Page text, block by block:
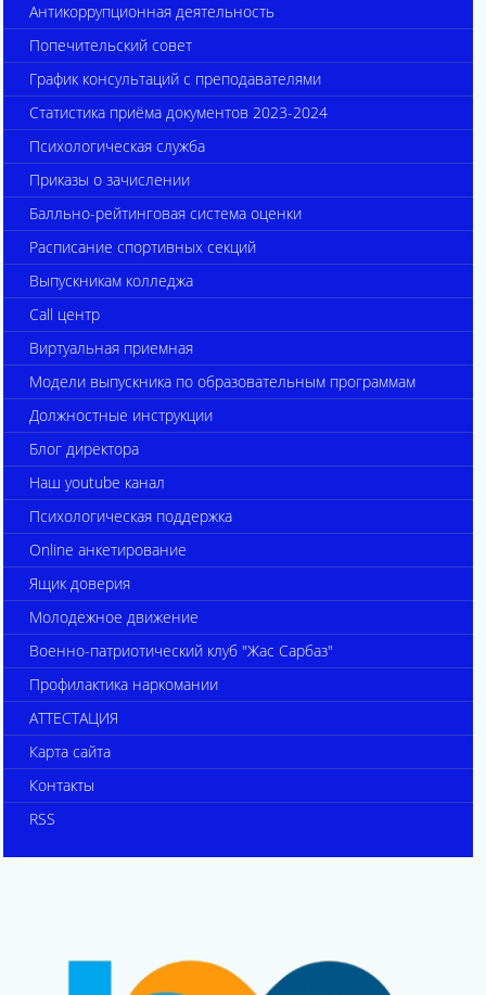
Антикоррупционная деятельность
Попечительский совет
График консультаций с преподавателями
Статистика приёма документов 2023-2024
Психологическая служба
Приказы о зачислении
Балльно-рейтинговая система оценки
Расписание спортивных секций
Выпускникам колледжа
Call центр
Виртуальная приемная
Модели выпускника по образовательным программам
Должностные инструкции
Блог директора
Наш youtube канал
Психологическая поддержка
Online анкетирование
Ящик доверия
Молодежное движение
Военно-патриотический клуб "Жас Сарбаз"
Профилактика наркомании
АТТЕСТАЦИЯ
Карта сайта
Контакты
RSS